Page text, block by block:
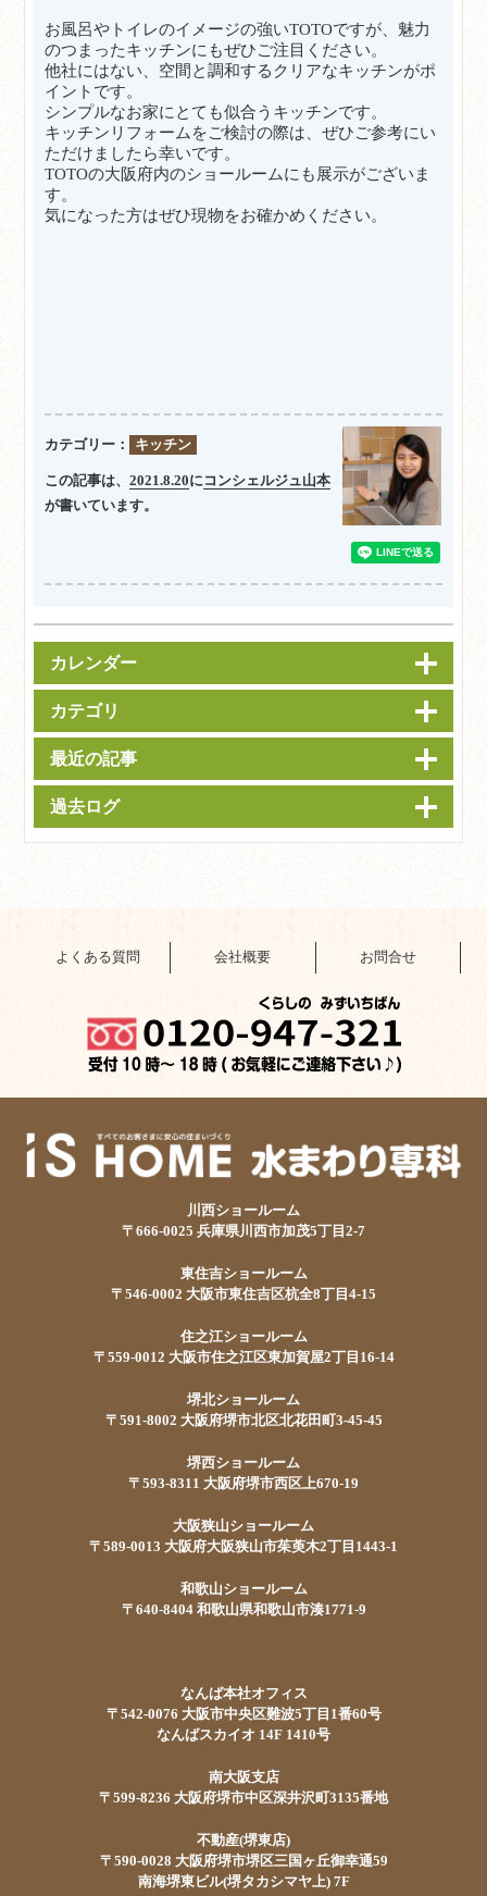
お風呂やトイレのイメージの強いTOTOですが、魅力
のつまったキッチンにもぜひご注目ください。
他社にはない、空間と調和するクリアなキッチンがポ
イントです。
シンプルなお家にとても似合うキッチンです。
キッチンリフォームをご検討の際は、ぜひご参考にい
ただけましたら幸いです。
TOTOの大阪府内のショールームにも展示がございま
す。
気になった方はぜひ現物をお確かめください。
カテゴリー： キッチン
この記事は、2021.8.20に コンシェルジュ山本
が書いています。
カレンダー
カテゴリ
最近の記事
過去ログ
よくある質問 会社概要 お問合せ
川西ショールーム
〒666-0025 兵庫県川西市加茂5丁目2-7
東住吉ショールーム
〒546-0002 大阪市東住吉区杭全8丁目4-15
住之江ショールーム
〒559-0012 大阪市住之江区東加賀屋2丁目16-14
堺北ショールーム
〒591-8002 大阪府堺市北区北花田町3-45-45
堺西ショールーム
〒593-8311 大阪府堺市西区上670-19
大阪狭山ショールーム
〒589-0013 大阪府大阪狭山市茱萸木2丁目1443-1
和歌山ショールーム
〒640-8404 和歌山県和歌山市湊1771-9
なんば本社オフィス
〒542-0076 大阪市中央区難波5丁目1番60号
なんばスカイオ 14F 1410号
南大阪支店
〒599-8236 大阪府堺市中区深井沢町3135番地
不動産(堺東店)
〒590-0028 大阪府堺市堺区三国ヶ丘御幸通59
南海堺東ビル(堺タカシマヤ上) 7F